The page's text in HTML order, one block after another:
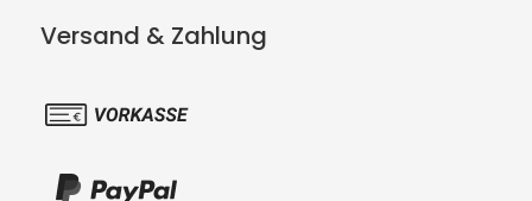
Versand & Zahlung